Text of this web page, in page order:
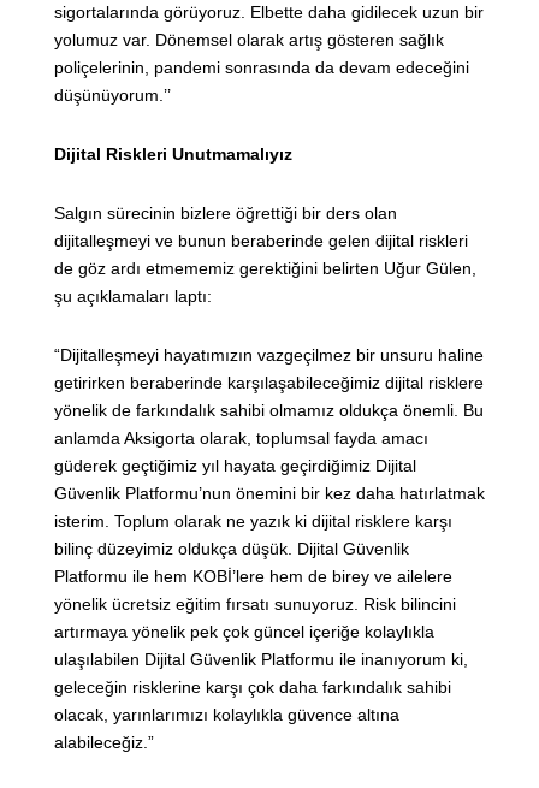
sigortalarında görüyoruz. Elbette daha gidilecek uzun bir
yolumuz var. Dönemsel olarak artış gösteren sağlık
poliçelerinin, pandemi sonrasında da devam edeceğini
düşünüyorum.’’
Dijital Riskleri Unutmamalıyız
Salgın sürecinin bizlere öğrettiği bir ders olan
dijitalleşmeyi ve bunun beraberinde gelen dijital riskleri
de göz ardı etmememiz gerektiğini belirten Uğur Gülen,
şu açıklamaları laptı:
“Dijitalleşmeyi hayatımızın vazgeçilmez bir unsuru haline
getirirken beraberinde karşılaşabileceğimiz dijital risklere
yönelik de farkındalık sahibi olmamız oldukça önemli. Bu
anlamda Aksigorta olarak, toplumsal fayda amacı
güderek geçtiğimiz yıl hayata geçirdiğimiz Dijital
Güvenlik Platformu’nun önemini bir kez daha hatırlatmak
isterim. Toplum olarak ne yazık ki dijital risklere karşı
bilinç düzeyimiz oldukça düşük. Dijital Güvenlik
Platformu ile hem KOBİ’lere hem de birey ve ailelere
yönelik ücretsiz eğitim fırsatı sunuyoruz. Risk bilincini
artırmaya yönelik pek çok güncel içeriğe kolaylıkla
ulaşılabilen Dijital Güvenlik Platformu ile inanıyorum ki,
geleceğin risklerine karşı çok daha farkındalık sahibi
olacak, yarınlarımızı kolaylıkla güvence altına
alabileceğiz.”